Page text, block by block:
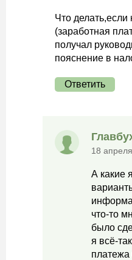
Что
(заработная
получал
пояснение в
Ответить
18
А какие
что-то
было
я всё-